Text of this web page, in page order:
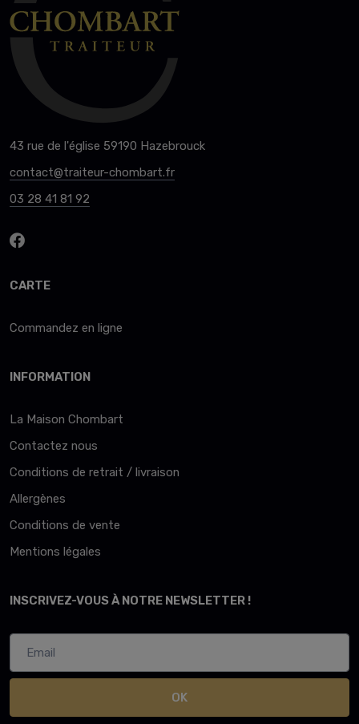
43 rue de l'église 59190 Hazebrouck
contact@traiteur-chombart.fr
03 28 41 81 92
CARTE
Commandez en ligne
INFORMATION
La Maison Chombart
Contactez nous
Conditions de retrait / livraison
Allergènes
Conditions de vente
Mentions légales
INSCRIVEZ-VOUS À NOTRE NEWSLETTER !
OK